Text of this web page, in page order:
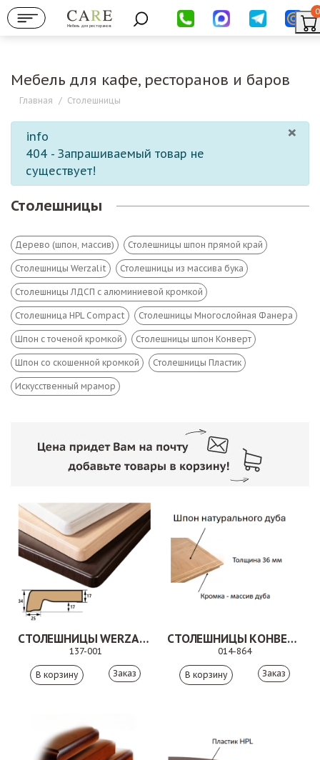
Мебель для ресторанов
0
Мебель для кафе, ресторанов и баров
Главная / Столешницы
×
info
404 - Запрашиваемый товар не
существует!
Столешницы
Дерево (шпон, массив) Столешницы шпон прямой край
Столешницы Werzalit Столешницы из массива бука
Столешницы ЛДСП с алюминиевой кромкой
Столешница HPL Compact Столешницы Многослойная Фанера
Шпон с точеной кромкой Столешницы шпон Конверт
Шпон со скошенной кромкой Столешницы Пластик
Искусственный мрамор
СТОЛЕШНИЦЫ WERZALIT/WERMODIN
137-001
Заказ
СТОЛЕШНИЦЫ КОНВЕРТ.
014-864
Заказ